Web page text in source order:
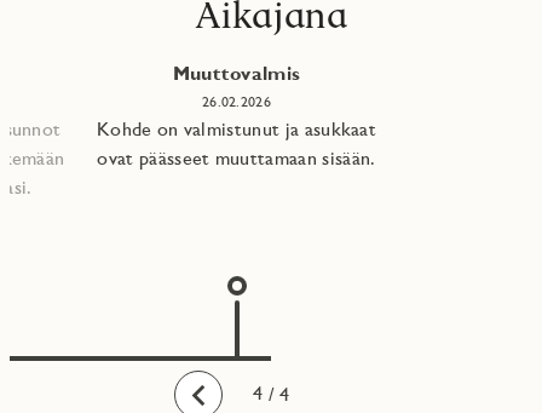
Aikajana
Taaksepäin
Muuttovalmis
26.02.2026
Kohde on valmistunut ja asukkaat
ovat päässeet muuttamaan sisään.
1
2
3
4 / 4